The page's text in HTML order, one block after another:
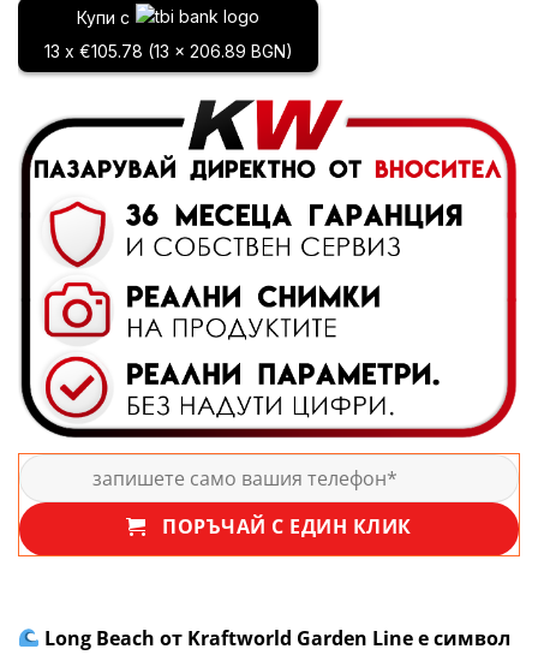
Купи с
13 x €105.78 (13 x 206.89 BGN)
ПОРЪЧАЙ С ЕДИН КЛИК
Long Beach от Kraftworld Garden Line е символ